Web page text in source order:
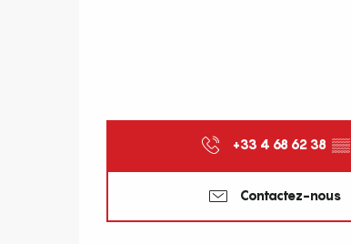
+33 4 68 62 38 ▒▒
Contactez-nous